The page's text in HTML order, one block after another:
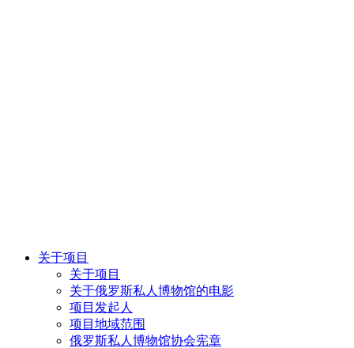
关于项目
关于项目
关于俄罗斯私人博物馆的电影
项目发起人
项目地域范围
俄罗斯私人博物馆协会宪章